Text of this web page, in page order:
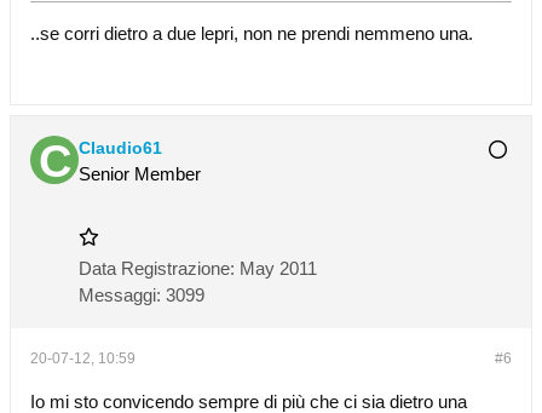
..se corri dietro a due lepri, non ne prendi nemmeno una.
Claudio61
Senior Member
Data Registrazione: May 2011
Messaggi: 3099
#6
20-07-12, 10:59
Io mi sto convicendo sempre di più che ci sia dietro una